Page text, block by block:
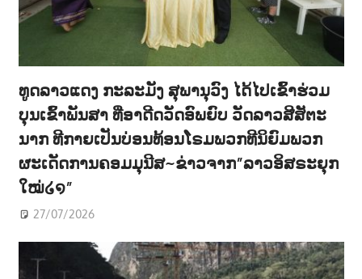
ທູດລາວແດງ ກະລະມັງ ສຸພານຸວົງ ໄດ້ໄປເຂົ້າຮ່ວມ
ບຸນເຂົ້າພັນສາ ທີ່ອາດີດວັດອົພຍົບ ວັດລາວສີສັຕະ
ນາກ ທີກາຍເປັນບ່ອນທ້ອນໂຣມພວກທີນິຍົມພວກ
ຜະເດັດການຄອມມຸນີສ~ຂ່າວຈາກ”ລາວອິສຣະຍຸກ
ໃໝ່໒໑”
27/07/2026